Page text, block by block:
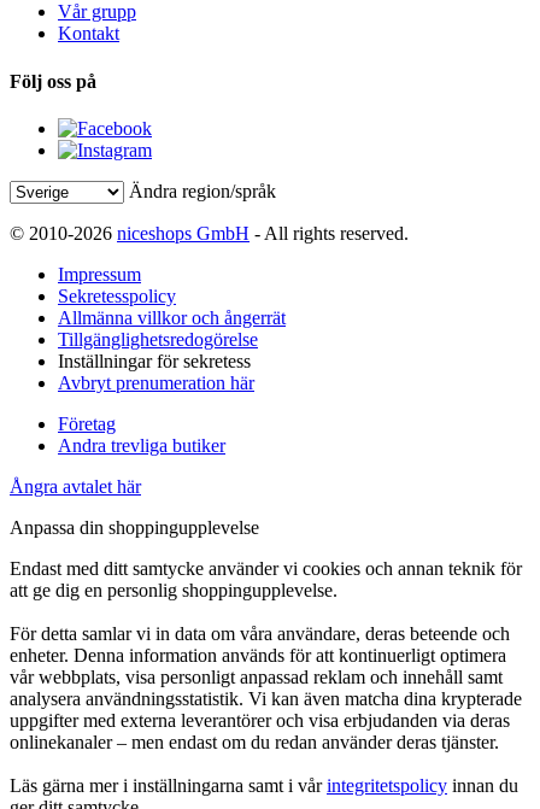
Vår grupp
Kontakt
Följ oss på
Ändra region/språk
© 2010-2026 niceshops GmbH - All rights reserved.
Impressum
Sekretesspolicy
Allmänna villkor och ångerrät
Tillgänglighetsredogörelse
Inställningar för sekretess
Avbryt prenumeration här
Företag
Andra trevliga butiker
Ångra avtalet här
Anpassa din shoppingupplevelse
Endast med ditt samtycke använder vi cookies och annan teknik för
att ge dig en personlig shoppingupplevelse.
För detta samlar vi in data om våra användare, deras beteende och
enheter. Denna information används för att kontinuerligt optimera
vår webbplats, visa personligt anpassad reklam och innehåll samt
analysera användningsstatistik. Vi kan även matcha dina krypterade
uppgifter med externa leverantörer och visa erbjudanden via deras
onlinekanaler – men endast om du redan använder deras tjänster.
Läs gärna mer i inställningarna samt i vårintegritetspolicy innan du